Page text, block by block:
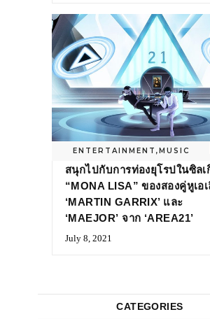
ENTERTAINMENT , MUSIC
สนุกไปกับการท่องยุโรปในซิลเ
“MONA LISA” ของสองคู่หูเอ
‘MARTIN GARRIX’ และ
‘MAEJOR’ จาก ‘AREA21’
July 8, 2021
CATEGORIES